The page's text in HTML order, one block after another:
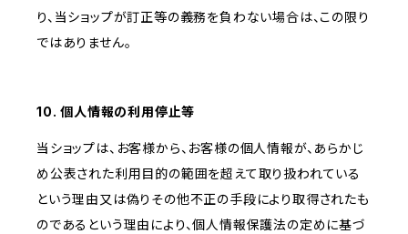
り、当ショップが訂正等の義務を負わない場合は、この限り
ではありません。
10. 個人情報の利用停止等
当ショップは、お客様から、お客様の個人情報が、あらかじ
め公表された利用目的の範囲を超えて取り扱われている
という理由又は偽りその他不正の手段により取得されたも
のであるという理由により、個人情報保護法の定めに基づ